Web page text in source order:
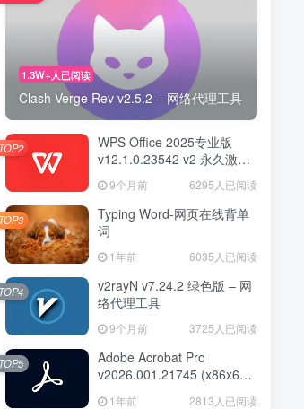
1.3W+人已阅读
Clash Verge Rev v2.5.2 – 网络代理工具
WPS Office 2025专业版
v12.1.0.23542 v2 永久激活
版 9个月前 6295人已阅读
TOP2
Typing Word-网页在线背单
词
1年前 6035人已阅读
TOP3
v2rayN v7.24.2 绿色版 – 网
络代理工具
9个月前 3725人已阅读
TOP4
Adobe Acrobat Pro
v2026.001.21745 (x86x64)
1年前 2813人已阅读
TOP5